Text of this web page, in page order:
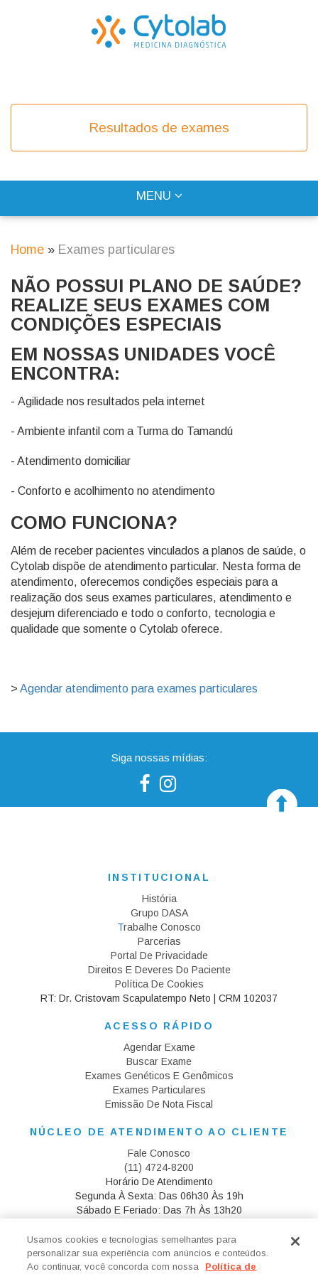
Resultados de exames
TOGGLE
MENU
Home Exames particulares
NÃO POSSUI PLANO DE SAÚDE?
REALIZE SEUS EXAMES COM
CONDIÇÕES ESPECIAIS
EM NOSSAS UNIDADES VOCÊ
ENCONTRA:
- Agilidade nos resultados pela internet
- Ambiente infantil com a Turma do Tamandú
- Atendimento domiciliar
- Conforto e acolhimento no atendimento
COMO FUNCIONA?
Além de receber pacientes vinculados a planos de saúde, o
Cytolab dispõe de atendimento particular. Nesta forma de
atendimento, oferecemos condições especiais para a
realização dos seus exames particulares, atendimento e
desjejum diferenciado e todo o conforto, tecnologia e
qualidade que somente o Cytolab oferece.
> Agendar atendimento para exames particulares
Siga nossas mídias:
INSTITUCIONAL
História
Grupo DASA
TRabalhe Conosco
Parcerias
Portal De Privacidade
Direitos E Deveres Do Paciente
Política De Cookies
RT: Dr. Cristovam Scapulatempo Neto | CRM 102037
ACESSO RÁPIDO
Agendar Exame
Buscar Exame
Exames Genéticos E Genômicos
Exames Particulares
Emissão De Nota Fiscal
NÚCLEO DE ATENDIMENTO AO CLIENTE
Fale Conosco
(11) 4724-8200
Horário De Atendimento
Segunda À Sexta: Das 06h30 Às 19h
Sábado E Feriado: Das 7h Às 13h20
CANAL MÉDICO
Resultado De Exames
Usamos cookies e tecnologias semelhantes para
personalizar sua experiência com anúncios e conteúdos.
Ao continuar, você concorda com nossa
Política de